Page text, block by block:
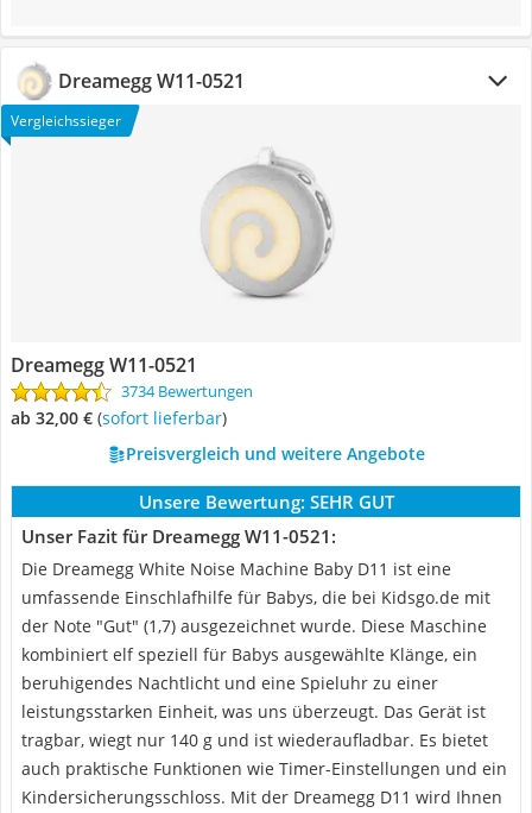
Dreamegg W11-0521
Vergleichssieger
Dreamegg W11-0521
3734 Bewertungen
ab 32,00 € ( Sofort lieferbar)
Preisvergleich und weitere Angebote
Unsere Bewertung: SEHR GUT
Unser Fazit für Dreamegg W11-0521:
Die Dreamegg White Noise Machine Baby D11 ist eine
umfassende Einschlafhilfe für Babys, die bei Kidsgo.de mit
der Note "Gut" (1,7) ausgezeichnet wurde. Diese Maschine
kombiniert elf speziell für Babys ausgewählte Klänge, ein
beruhigendes Nachtlicht und eine Spieluhr zu einer
leistungsstarken Einheit, was uns überzeugt. Das Gerät ist
tragbar, wiegt nur 140 g und ist wiederaufladbar. Es bietet
auch praktische Funktionen wie Timer-Einstellungen und ein
Kindersicherungsschloss. Mit der Dreamegg D11 wird Ihnen